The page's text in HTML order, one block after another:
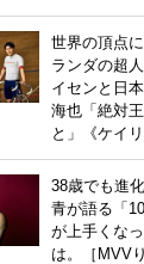
世界の頂点
ランダの超
イセンと日
海也「絶対
と」《ケイ
38歳でも進
青が語る「
が上手くな
は。［MVV